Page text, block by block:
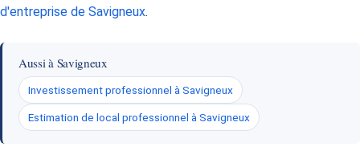
d'entreprise de Savigneux.
Aussi à Savigneux
Investissement professionnel à Savigneux
Estimation de local professionnel à Savigneux